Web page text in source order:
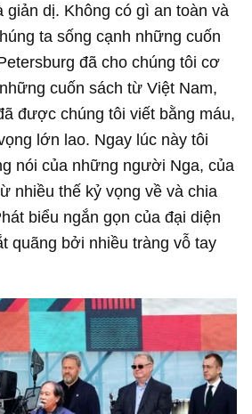
dị. Không có gì an toàn và
ta sống cạnh những cuốn
đã cho chúng tôi cơ
cuốn sách từ Việt Nam,
được chúng tôi viết bằng máu,
lớn lao. Ngay lúc này tôi
nói của những người Nga, của
nhiều thế kỷ vọng về và chia
biểu ngắn gọn của đại diện
quãng bởi nhiều tràng vỗ tay